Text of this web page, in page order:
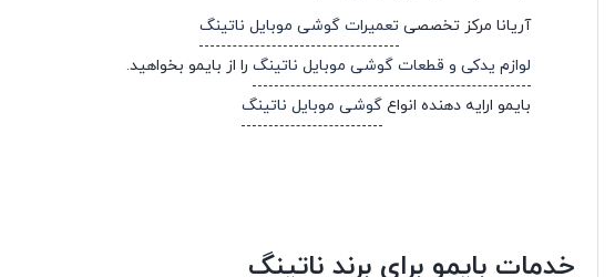
آریانا مرکز تخصصی تعمیرات گوشی موبایل ناتینگ
لوازم یدکی و قطعات گوشی موبایل ناتینگ را از بایمو بخواهید.
بایمو ارایه دهنده انواع گوشی موبایل ناتینگ
خدمات بایمو برای برند ناتینگ